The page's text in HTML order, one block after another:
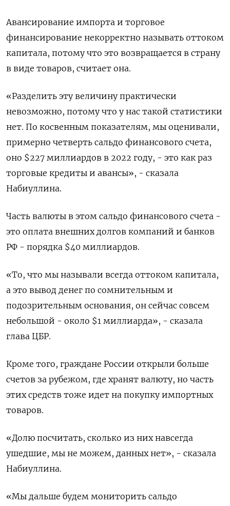
Авансирование импорта и торговое
финансирование некорректно называть оттоком
капитала, потому что это возвращается в страну
в виде товаров, считает она.
«Разделить эту величину практически
невозможно, потому что у нас такой статистики
нет. По косвенным показателям, мы оценивали,
примерно четверть сальдо финансового счета,
оно $227 миллиардов в 2022 году, - это как раз
торговые кредиты и авансы», - сказала
Набиуллина.
Часть валюты в этом сальдо финансового счета -
это оплата внешних долгов компаний и банков
РФ - порядка $40 миллиардов.
«То, что мы называли всегда оттоком капитала,
а это вывод денег по сомнительным и
подозрительным основания, он сейчас совсем
небольшой - около $1 миллиарда», - сказала
глава ЦБР.
Кроме того, граждане России открыли больше
счетов за рубежом, где хранят валюту, но часть
этих средств тоже идет на покупку импортных
товаров.
«Долю посчитать, сколько из них навсегда
ушедшие, мы не можем, данных нет», - сказала
Набиуллина.
«Мы дальше будем мониторить сальдо